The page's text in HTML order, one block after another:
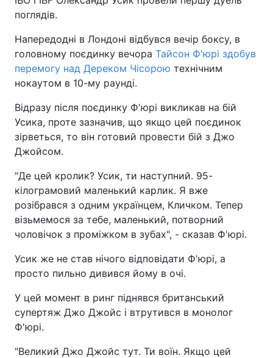
поглядів.
Напередодні в Лондоні відбувся вечір боксу, в
головному поєдинку вечора Тайсон Ф'юрі здобув
перемогу над Дереком Чісорою технічним
нокаутом в 10-му раунді.
Відразу після поєдинку Ф'юрі викликав на бій
Усика, проте зазначив, що якщо цей поєдинок
зірветься, то він готовий провести бій з Джо
Джойсом.
"Де цей кролик? Усик, ти наступний. 95-
кілограмовий маленький карлик. Я вже
розібрався з одним українцем, Кличком. Тепер
візьмемося за тебе, маленький, потворний
чоловічок з проміжком в зубах", - сказав Ф'юрі.
Усик же не став нічого відповідати Ф'юрі, а
просто пильно дивився йому в очі.
У цей момент в ринг піднявся британський
супертяж Джо Джойс і втрутився в монолог
Ф'юрі.
"Великий Джо Джойс тут. Ти воїн. Якщо цей